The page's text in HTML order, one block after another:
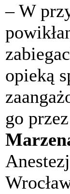
– W
opieką
go